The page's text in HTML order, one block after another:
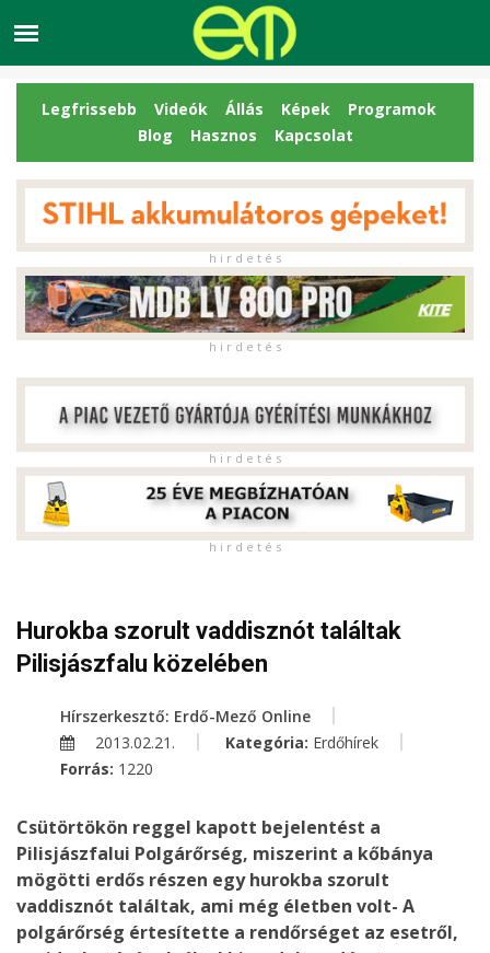
Legfrissebb Videók Állás Képek
Programok
Blog
Hasznos Kapcsolat
h i r d e t é s
h i r d e t é s
h i r d e t é s
h i r d e t é s
Hurokba szorult vaddisznót találtak
Pilisjászfalu közelében
Hírszerkesztő: Erdő-Mező Online
2013.02.21.
Kategória: Erdőhírek
Forrás: 1220
Csütörtökön reggel kapott bejelentést a
Pilisjászfalui Polgárőrség, miszerint a kőbánya
mögötti erdős részen egy hurokba szorult
vaddisznót találtak, ami még életben volt- A
polgárőrség értesítette a rendőrséget az esetről,